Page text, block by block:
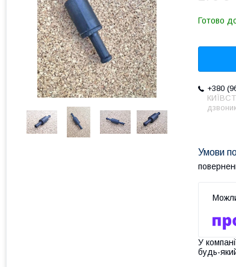
Готово
+380
У
будь-